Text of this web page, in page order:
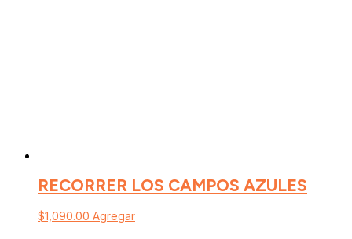
RECORRER LOS CAMPOS AZULES
$1,090.00 Agregar